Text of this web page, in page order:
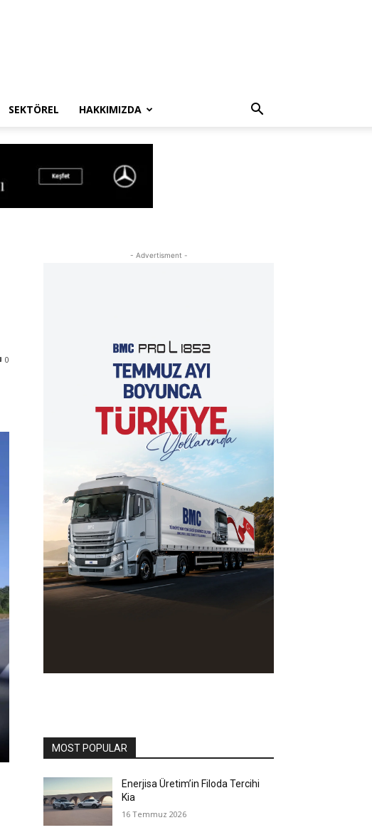
SEKTÖREL HAKKIMIZDA
0
- Advertisment -
MOST POPULAR
Enerjisa Üretim’in Filoda Tercihi
Kia
16 Temmuz 2026